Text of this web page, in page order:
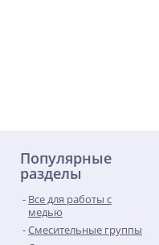
Популярные
разделы
Все для работы с
медью
Смесительные группы